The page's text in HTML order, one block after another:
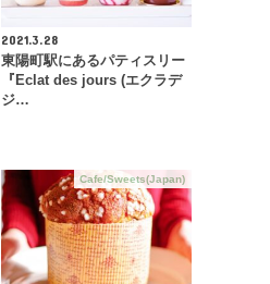
2021.3.28
東陽町駅にあるパティスリー
『Eclat des jours (エクラデ
ジ…
Cafe/Sweets(Japan)